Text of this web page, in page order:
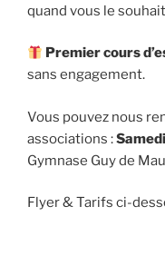
quand vous le
Premier cours
sans engagement.
Vous pouvez nous
associations :
Gymnase Guy de
Flyer & Tarifs ci-